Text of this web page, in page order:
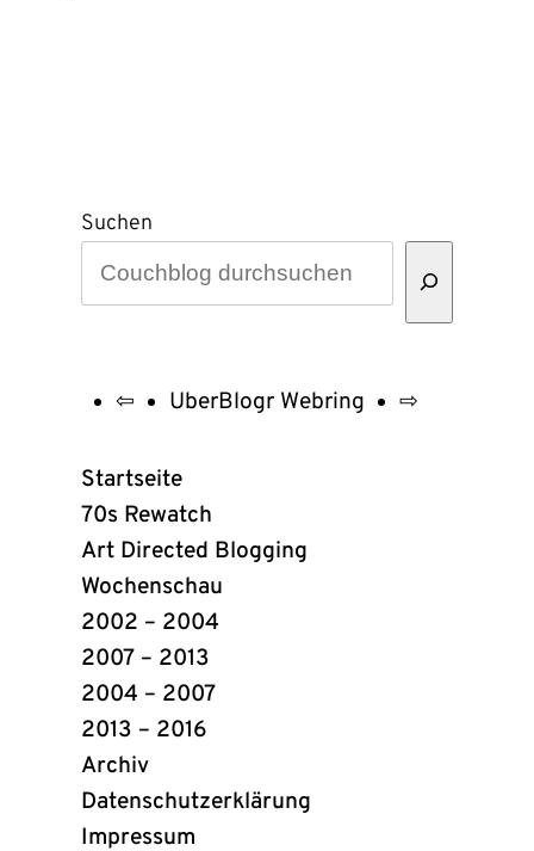
Suchen
UberBlogr
Webring
Links
⇦ UberBlogr Webring ⇨
Startseite
70s Rewatch
Art Directed Blogging
Wochenschau
2002 – 2004
2007 – 2013
2004 – 2007
2013 – 2016
Archiv
Datenschutzerklärung
Impressum